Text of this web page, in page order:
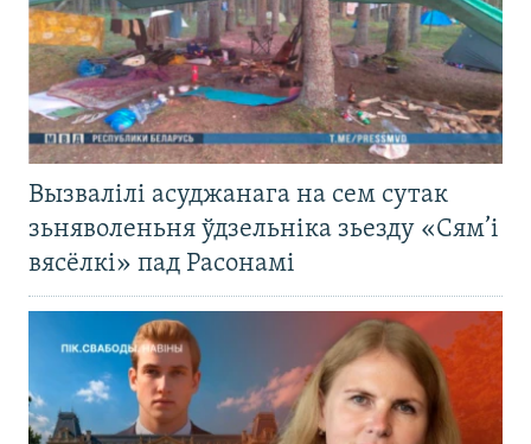
Вызвалілі асуджанага на сем сутак
зьняволеньня ўдзельніка зьезду «Сям’і
вясёлкі» пад Расонамі